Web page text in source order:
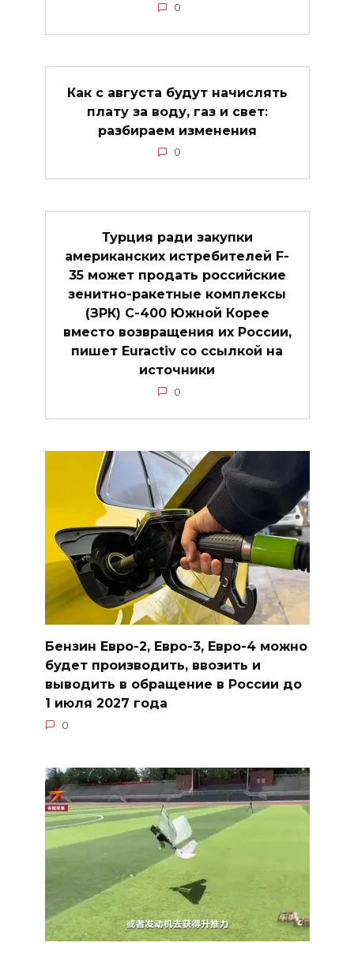
0
Как с августа будут начислять
плату за воду, газ и свет:
разбираем изменения
0
Турция ради закупки
американских истребителей F-
35 может продать российские
зенитно-ракетные комплексы
(ЗРК) C-400 Южной Корее
вместо возвращения их России,
пишет Euractiv со ссылкой на
источники
0
Бензин Евро-2, Евро-3, Евро-4 можно
будет производить, ввозить и
выводить в обращение в России до
1 июля 2027 года
0